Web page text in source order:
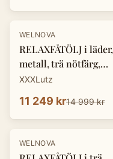
-25 %
WELNOVA
RELAXFÅTÖLJ i läder,
metall, trä nötfärg,
svart
XXXLutz
11 249 kr14 999 kr
-25 %
WELNOVA